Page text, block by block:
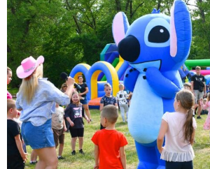
wspófinansowany był ze środków Samorządu...